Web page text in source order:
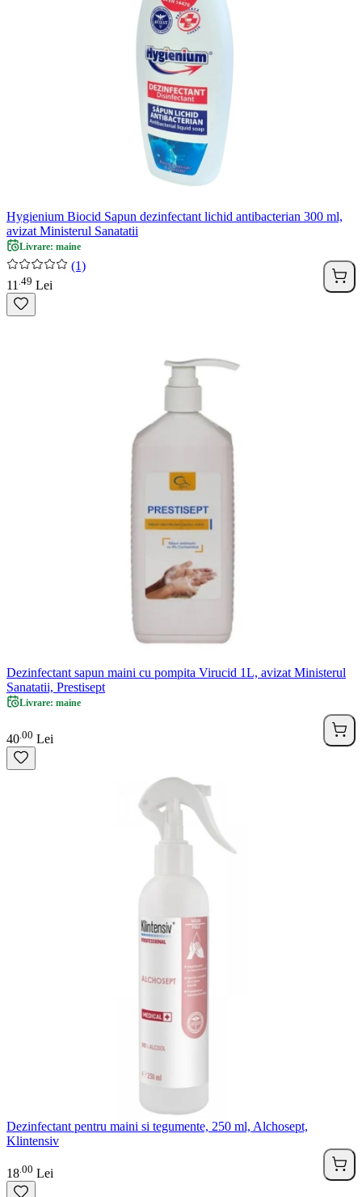
Hygienium Biocid Sapun dezinfectant lichid antibacterian 300 ml,
avizat Ministerul Sanatatii
Livrare: maine
(1)
11 49 Lei
Dezinfectant sapun maini cu pompita Virucid 1L, avizat Ministerul
Sanatatii, Prestisept
Livrare: maine
40 00 Lei
Dezinfectant pentru maini si tegumente, 250 ml, Alchosept,
Klintensiv
18 00 Lei